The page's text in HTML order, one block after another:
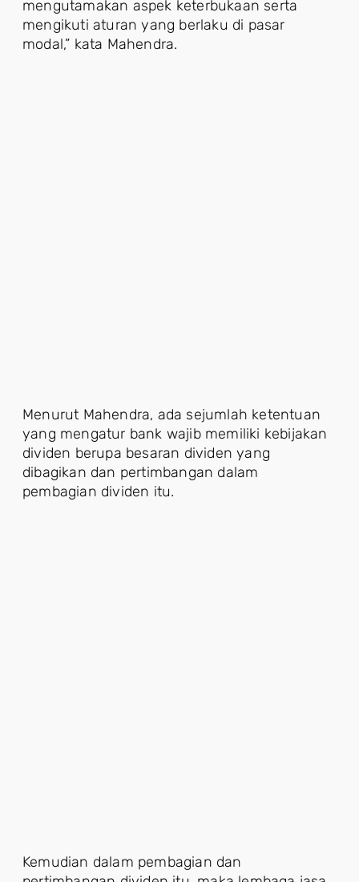
mengutamakan aspek keterbukaan serta
mengikuti aturan yang berlaku di pasar
modal,” kata Mahendra.
Menurut Mahendra, ada sejumlah ketentuan
yang mengatur bank wajib memiliki kebijakan
dividen berupa besaran dividen yang
dibagikan dan pertimbangan dalam
pembagian dividen itu.
Kemudian dalam pembagian dan